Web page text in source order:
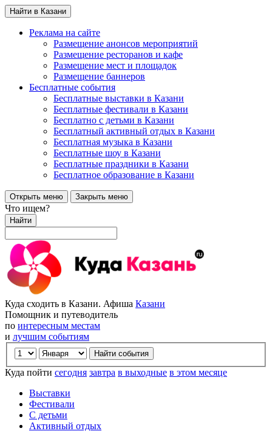
Найти в Казани
Реклама на сайте
Размещение анонсов мероприятий
Размещение ресторанов и кафе
Размещение мест и площадок
Размещение баннеров
Бесплатные события
Бесплатные выставки в Казани
Бесплатные фестивали в Казани
Бесплатно с детьми в Казани
Бесплатный активный отдых в Казани
Бесплатная музыка в Казани
Бесплатные шоу в Казани
Бесплатные праздники в Казани
Бесплатное образование в Казани
Открыть меню Закрыть меню
Что ищем?
Найти
Куда сходить в Казани. Афиша Казани
Помощник и путеводитель
по интересным местам
и лучшим событиям
Куда пойти сегодня завтра в выходные в этом месяце
Выставки
Фестивали
С детьми
Активный отдых